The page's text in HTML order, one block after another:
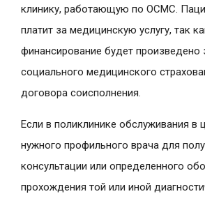
клинику, работающую по ОСМС.
платит за медицинскую услугу, так
финансирование будет
социального медицинского
договора соисполнения.
Если в поликлинике обслуживания в
нужного профильного врача для
консультации или определенного
прохождения той или иной